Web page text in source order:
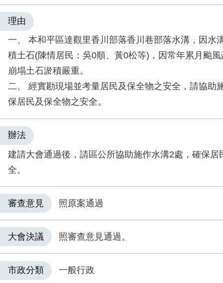
理由
一、 本和平區達觀里香川部落香川巷部落水溝，因水
積土石(陳情居民：吳0順、黃0松等)，因常年累月颱
崩塌土石淤積嚴重。
二、 經實勘現場並考量居民及保全物之安全，請協助
保居民及保全物之安全。
辦法
建請大會通過後，請區公所協助施作水溝2處，確保居
全。
審查意見 照原案通過
大會決議 照審查意見通過。
市政分類 一般行政